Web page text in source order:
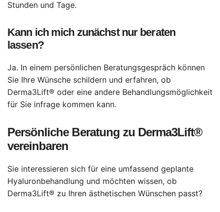
Stunden und Tage.
Kann ich mich zunächst nur beraten
lassen?
Ja. In einem persönlichen Beratungsgespräch können
Sie Ihre Wünsche schildern und erfahren, ob
Derma3Lift® oder eine andere Behandlungsmöglichkeit
für Sie infrage kommen kann.
Persönliche Beratung zu Derma3Lift®
vereinbaren
Sie interessieren sich für eine umfassend geplante
Hyaluronbehandlung und möchten wissen, ob
Derma3Lift® zu Ihren ästhetischen Wünschen passt?